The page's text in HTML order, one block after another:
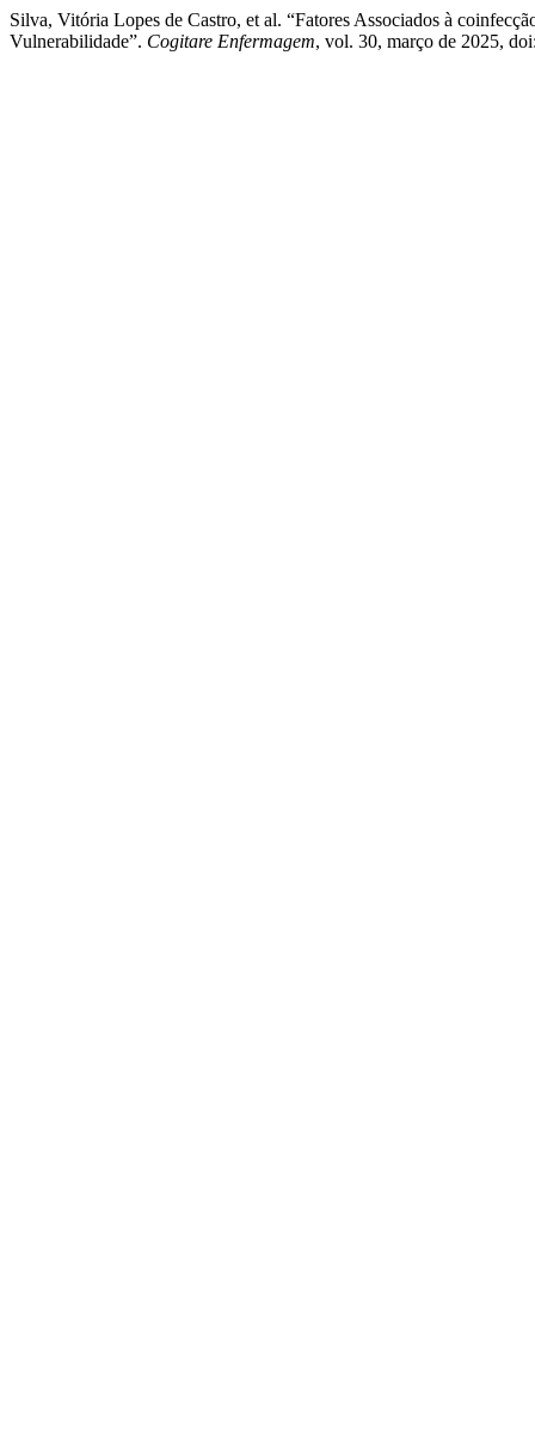
Silva, Vitória Lopes de Castro, et al. “Fatores Associados à
Vulnerabilidade”. Cogitare Enfermagem, vol. 30, março de 2025,